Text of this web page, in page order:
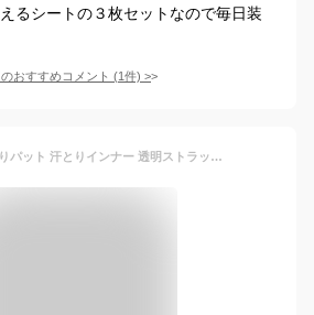
るシートの３枚セットなので毎日装
おすすめコメント (1件) >
Karly Shop 汗取りパット 汗とりインナー 透明ストラップ ぴったりフィット 綿100％ ブラに付けられる 脇汗対策 汗染み 目立たない 洗える 選択 防水布 男女兼用 汗対策 吸汗速乾 夏 黄ばみ わきが におい対策 レディース メンズ hd007